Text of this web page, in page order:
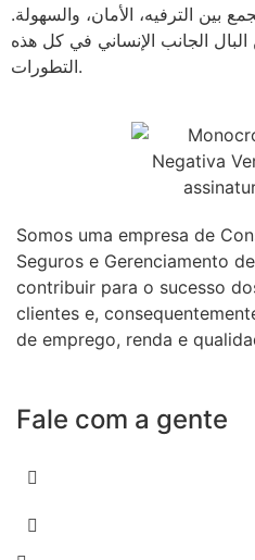
بين الترفيه، الأمان، والسهولة.
الجانب الإنساني في كل هذه
التطورات.
Somos uma empresa de
Seguros e Gerenciamento
contribuir para o sucesso
clientes e,
de emprego, renda e
Fale com a gente